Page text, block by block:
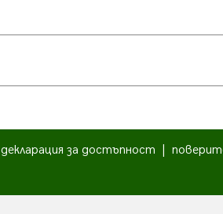
декларация за достъпност